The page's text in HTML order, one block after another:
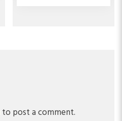
to post a comment.